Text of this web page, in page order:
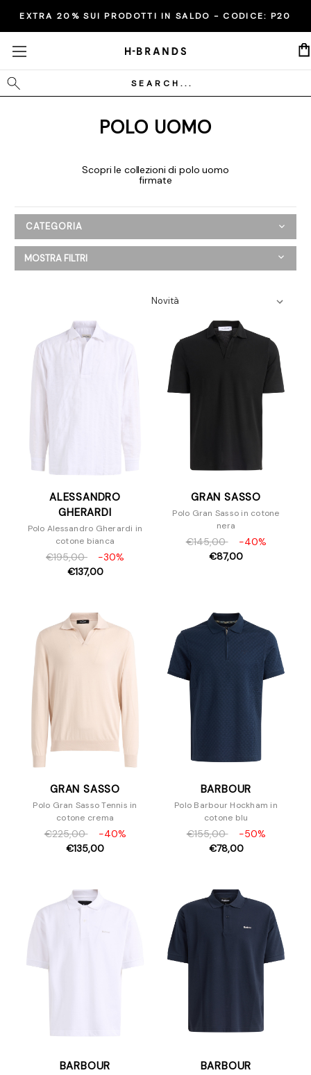
EXTRA 20% SUI PRODOTTI IN SALDO - CODICE: P20
Cerca
POLO UOMO
Scopri le collezioni di polo uomo
firmate
CATEGORIA
Uomo
Giacche e Blazer
Pantaloni e Jeans
Piumini
Scarpe
MOSTRA FILTRI
ALESSANDRO
GHERARDI
Polo Alessandro Gherardi in
cotone bianca
€195,00
-30%
€137,00
GRAN SASSO
Polo Gran Sasso in cotone
nera
€145,00
-40%
€87,00
GRAN SASSO
Polo Gran Sasso Tennis in
cotone crema
€225,00
-40%
€135,00
BARBOUR
Polo Barbour Hockham in
cotone blu
€155,00
-50%
€78,00
BARBOUR BARBOUR